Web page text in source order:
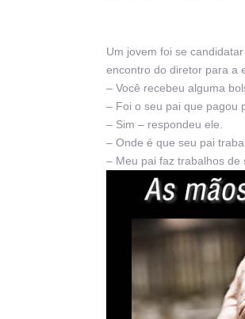
Um jovem foi se
encontro do diretor para a
– Você recebeu alguma
– Foi o seu pai que pagou
– Sim – respondeu ele.
– Onde é que seu pai
– Meu pai faz trabalhos de